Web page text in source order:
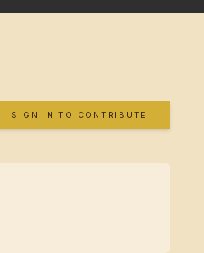
SIGN IN TO CONTRIBUTE